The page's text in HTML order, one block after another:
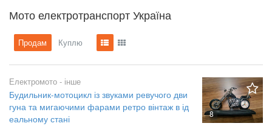
Мото електротранспорт Україна
Продам Куплю
8
Електромото - інше
Будильник-мотоцикл із звуками ревучого дви
гуна та мигаючими фарами ретро вінтаж в ід
еальному стані